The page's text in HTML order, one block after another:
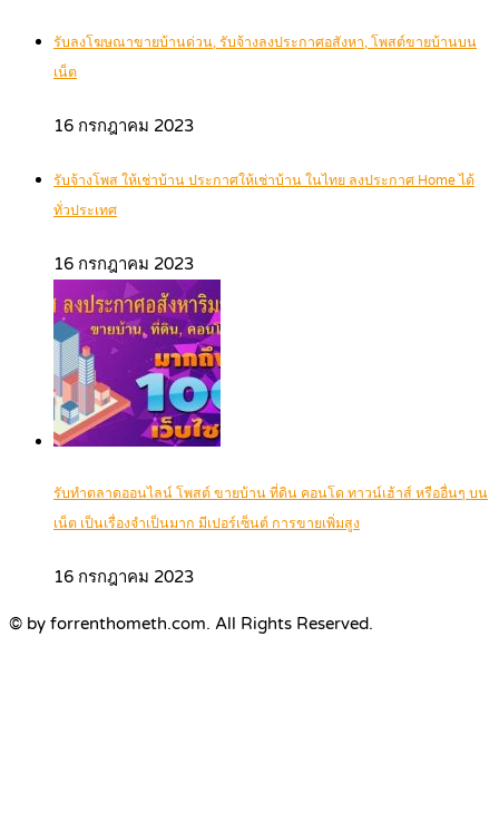
รับลงโฆษณาขายบ้านด่วน, รับจ้างลงประกาศอสังหา, โพสต์ขายบ้านบน
เน็ต
16 กรกฎาคม 2023
รับจ้างโพส ให้เช่าบ้าน ประกาศให้เช่าบ้าน ในไทย ลงประกาศ Home ได้
ทั่วประเทศ
16 กรกฎาคม 2023
รับทำตลาดออนไลน์ โพสต์ ขายบ้าน ที่ดิน คอนโด ทาวน์เฮ้าส์ หรืออื่นๆ บน
เน็ต เป็นเรื่องจำเป็นมาก มีเปอร์เซ็นต์ การขายเพิ่มสูง
16 กรกฎาคม 2023
© by forrenthometh.com. All Rights Reserved.